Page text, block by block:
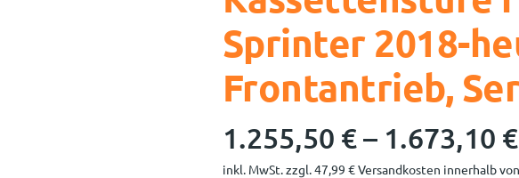
Sprinter 2018-
Frontantrieb,
1.255,50 €– 1.673,10 €
inkl. MwSt.zzgl.47,99 €Versandkosten innerhalb